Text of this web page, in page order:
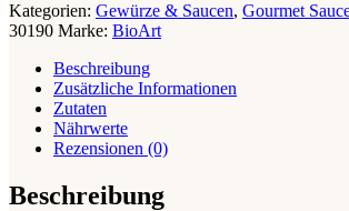
Kategorien: Gewürze & Saucen, Gourmet
30190 Marke: BioArt
Beschreibung
Zusätzliche Informationen
Zutaten
Nährwerte
Rezensionen (0)
Beschreibung